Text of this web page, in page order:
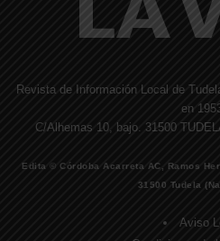
Revista de Información Local de
en
C/Alhemas 10, bajo. 31500
Edita © Córdoba Acarreta AC, Ramos
31500 Tudela
Aviso